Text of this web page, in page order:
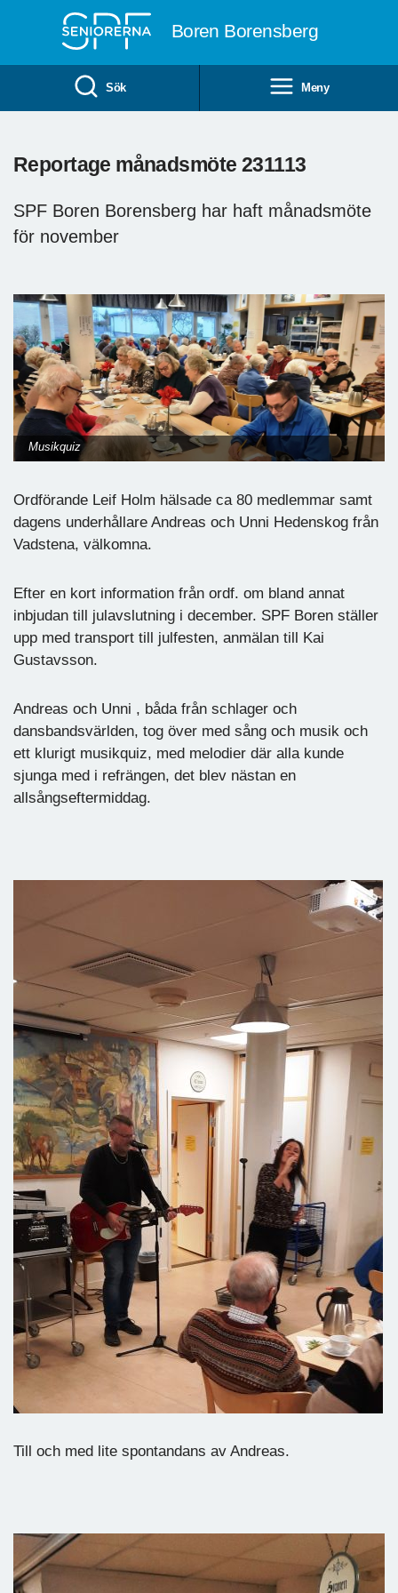
Boren Borensberg
Sök Meny
Reportage månadsmöte 231113
SPF Boren Borensberg har haft månadsmöte
för november
Musikquiz
Ordförande Leif Holm hälsade ca 80 medlemmar samt
dagens underhållare Andreas och Unni Hedenskog från
Vadstena, välkomna.
Efter en kort information från ordf. om bland annat
inbjudan till julavslutning i december. SPF Boren ställer
upp med transport till julfesten, anmälan till Kai
Gustavsson.
Andreas och Unni , båda från schlager och
dansbandsvärlden, tog över med sång och musik och
ett klurigt musikquiz, med melodier där alla kunde
sjunga med i refrängen, det blev nästan en
allsångseftermiddag.
Till och med lite spontandans av Andreas.